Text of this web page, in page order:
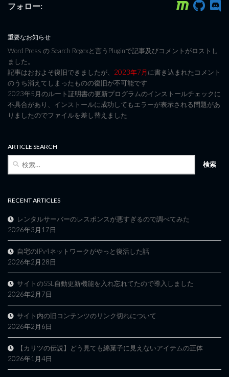
フォロー:
重要なお知らせ
Word Press の Search Regexと言うPluginで記事及びコメントがロストし
ました。
記事はおおよそ復旧できましたが、 2023年7月に書き込まれたコメント
のうち消えてしまったものの復旧が不可能です
2023年5月のルート証明書の更新プログラムのインストールチェックに
不具合があり、インストールに成功してもエラーが表示される問題があ
りましたのでファイルを差し替えました
ARTICLE SEARCH
RECENT ARTICLES
レンタルサーバーのレスポンスが悪すぎるので調べてみた
2026年3月17日
自宅のIPv4ネットワークがやっと復活した話
2026年2月28日
サイトのSSL自動更新機能を入れ忘れてたので導入しました
2026年2月7日
サイト内の旧コンテンツのリンク切れについて
2026年2月6日
【カリツの伝説】どう見ても綿菓子に見えないアイテムの正体
2026年1月4日